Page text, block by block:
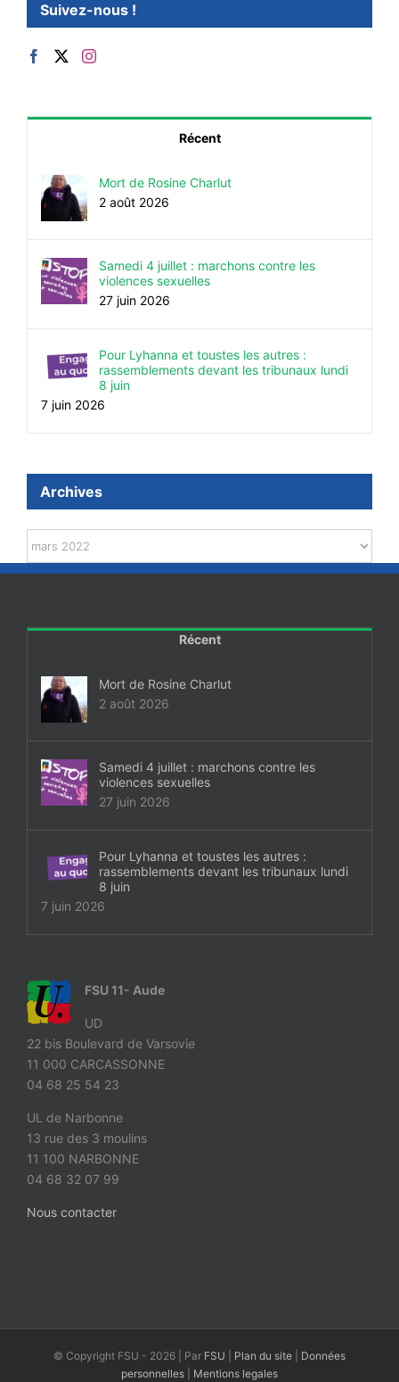
Suivez-nous !
Récent
Mort de Rosine Charlut
2 août 2026
Samedi 4 juillet : marchons contre les
violences sexuelles
27 juin 2026
Pour Lyhanna et toustes les autres :
rassemblements devant les tribunaux lundi
8 juin
7 juin 2026
Archives
Archives
Récent
Mort de Rosine Charlut
2 août 2026
Samedi 4 juillet : marchons contre les
violences sexuelles
27 juin 2026
Pour Lyhanna et toustes les autres :
rassemblements devant les tribunaux lundi
8 juin
7 juin 2026
FSU 11- Aude
UD
22 bis Boulevard de Varsovie
11 000 CARCASSONNE
04 68 25 54 23
UL de Narbonne
13 rue des 3 moulins
11 100 NARBONNE
04 68 32 07 99
Nous contacter
© Copyright FSU - 2026 | Par FSU Plan du site
Données
personnelles
Mentions legales